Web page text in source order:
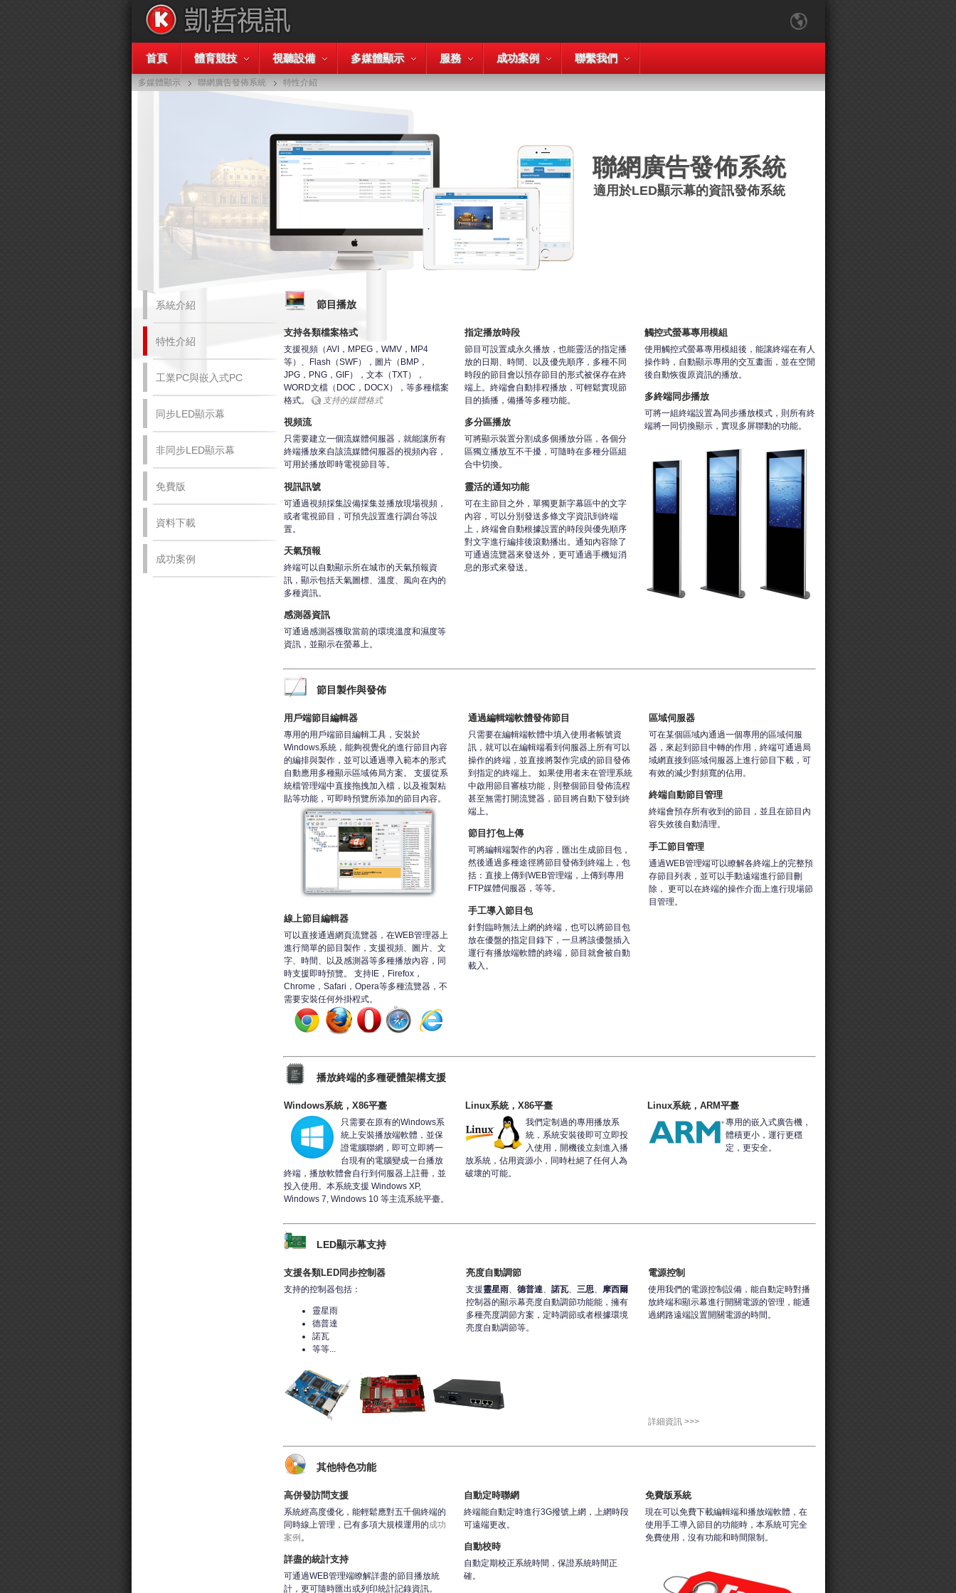
首頁 體育競技 視聽設備 多媒體顯示 服務 成功案例 聯繫我們
多媒體顯示 聯網廣告發佈系統 特性介紹
聯網廣告發佈系統
適用於LED顯示幕的資訊發佈系統
系統介紹
特性介紹
工業PC與嵌入式PC
同步LED顯示幕
非同步LED顯示幕
免費版
資料下載
成功案例
節目播放
支持各類檔案格式
支援視頻（AVI，MPEG，WMV，MP4
等）、Flash（SWF），圖片（BMP，
JPG，PNG，GIF），文本（TXT），
WORD文檔（DOC，DOCX），等多種檔案
格式。
支持的媒體格式
視頻流
只需要建立一個流媒體伺服器，就能讓所有
終端播放來自該流媒體伺服器的視頻內容，
可用於播放即時電視節目等。
視訊訊號
可通過視頻採集設備採集並播放現場視頻，
或者電視節目，可預先設置進行調台等設
置。
天氣預報
終端可以自動顯示所在城市的天氣預報資
訊，顯示包括天氣圖標、溫度、風向在內的
多種資訊。
感測器資訊
可通過感測器獲取當前的環境溫度和濕度等
資訊，並顯示在螢幕上。
指定播放時段
節目可設置成永久播放，也能靈活的指定播
放的日期、時間、以及優先順序，多種不同
時段的節目會以預存節目的形式被保存在終
端上。終端會自動排程播放，可輕鬆實現節
目的插播，備播等多種功能。
多分區播放
可將顯示裝置分割成多個播放分區，各個分
區獨立播放互不干擾，可隨時在多種分區組
合中切換。
靈活的通知功能
可在主節目之外，單獨更新字幕區中的文字
內容，可以分別發送多條文字資訊到終端
上，終端會自動根據設置的時段與優先順序
對文字進行編排後滾動播出。通知內容除了
可通過流覽器來發送外，更可通過手機短消
息的形式來發送。
觸控式螢幕專用模組
使用觸控式螢幕專用模組後，能讓終端在有人
操作時，自動顯示專用的交互畫面，並在空閒
後自動恢復原資訊的播放。
多終端同步播放
可將一組終端設置為同步播放模式，則所有終
端將一同切換顯示，實現多屏聯動的功能。
節目製作與發佈
用戶端節目編輯器
專用的用戶端節目編輯工具，安裝於
Windows系統，能夠視覺化的進行節目內容
的編排與製作，並可以通過導入範本的形式
自動應用多種顯示區域佈局方案。 支援從系
統檔管理端中直接拖拽加入檔，以及複製粘
貼等功能，可即時預覽所添加的節目內容。
線上節目編輯器
可以直接通過網頁流覽器，在WEB管理器上
進行簡單的節目製作，支援視頻、圖片、文
字、時間、以及感測器等多種播放內容，同
時支援即時預覽。 支持IE，Firefox，
Chrome，Safari，Opera等多種流覽器，不
需要安裝任何外掛程式。
通過編輯端軟體發佈節目
只需要在編輯端軟體中填入使用者帳號資
訊，就可以在編輯端看到伺服器上所有可以
操作的終端，並直接將製作完成的節目發佈
到指定的終端上。 如果使用者未在管理系統
中啟用節目審核功能，則整個節目發佈流程
甚至無需打開流覽器，節目將自動下發到終
端上。
節目打包上傳
可將編輯端製作的內容，匯出生成節目包，
然後通過多種途徑將節目發佈到終端上，包
括：直接上傳到WEB管理端，上傳到專用
FTP媒體伺服器，等等。
手工導入節目包
針對臨時無法上網的終端，也可以將節目包
放在優盤的指定目錄下，一旦將該優盤插入
運行有播放端軟體的終端，節目就會被自動
載入。
區域伺服器
可在某個區域內通過一個專用的區域伺服
器，來起到節目中轉的作用，終端可通過局
域網直接到區域伺服器上進行節目下載，可
有效的減少對頻寬的佔用。
終端自動節目管理
終端會預存所有收到的節目，並且在節目內
容失效後自動清理。
手工節目管理
通過WEB管理端可以瞭解各終端上的完整預
存節目列表，並可以手動遠端進行節目刪
除， 更可以在終端的操作介面上進行現場節
目管理。
播放終端的多種硬體架構支援
Windows系統，X86平臺
只需要在原有的Windows系
統上安裝播放端軟體，並保
證電腦聯網，即可立即將一
台現有的電腦變成一台播放
終端，播放軟體會自行到伺服器上註冊，並
投入使用。本系統支援 Windows XP,
Windows 7, Windows 10 等主流系統平臺。
Linux系統，X86平臺
我們定制過的專用播放系
統，系統安裝後即可立即投
入使用，開機後立刻進入播
放系統，佔用資源小，同時杜絕了任何人為
破壞的可能。
Linux系統，ARM平臺
專用的嵌入式廣告機，
體積更小，運行更穩
定，更安全。
LED顯示幕支持
支援各類LED同步控制器
支持的控制器包括：
靈星雨
德普達
諾瓦
等等...
亮度自動調節
支援靈星雨、 德普達、 諾瓦、 三思、 摩西爾
控制器的顯示幕亮度自動調節功能能，擁有
多種亮度調節方案，定時調節或者根據環境
亮度自動調節等。
電源控制
使用我們的電源控制設備，能自動定時對播
放終端和顯示幕進行開關電源的管理，能通
過網路遠端設置開關電源的時間。
詳細資訊 >>>
其他特色功能
高併發訪問支援
系統經高度優化，能輕鬆應對五千個終端的
同時線上管理，已有多項大規模運用的成功
案例 。
詳盡的統計支持
可通過WEB管理端瞭解詳盡的節目播放統
計，更可隨時匯出或列印統計記錄資訊。
自動定時聯網
終端能自動定時進行3G撥號上網，上網時段
可遠端更改。
自動校時
自動定期校正系統時間，保證系統時間正
確。
免費版系統
現在可以免費下載編輯端和播放端軟體，在
使用手工導入節目的功能時，本系統可完全
免費使用，沒有功能和時間限制。